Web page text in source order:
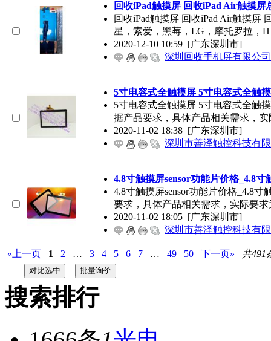
回收iPad触摸屏 回收iPad Air触摸屏
回收iPad触摸屏 回收iPad Air触摸屏
星，索爱，黑莓，LG，摩托罗拉，
2020-12-10 10:59 [广东深圳市]
深圳回收手机屏有限公司
5寸电容式全触摸屏 5寸电容式全触
5寸电容式全触摸屏 5寸电容式全触
据产品要求，具体产品相关需求，实
2020-11-02 18:38 [广东深圳市]
深圳市善泽触控科技有
4.8寸触摸屏sensor功能片价格_4.8寸
4.8寸触摸屏sensor功能片价格_4.8
要求，具体产品相关需求，实际要求
2020-11-02 18:05 [广东深圳市]
深圳市善泽触控科技有
«上一页 1 2 … 3 4 5 6 7 … 49 50 下一页» 共491
搜索排行